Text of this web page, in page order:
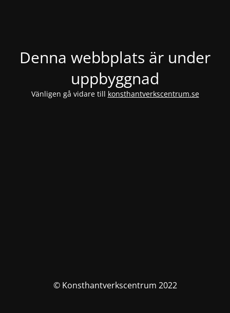
Denna webbplats är under
uppbyggnad
Vänligen gå vidare till konsthantverkscentrum.se
© Konsthantverkscentrum 2022